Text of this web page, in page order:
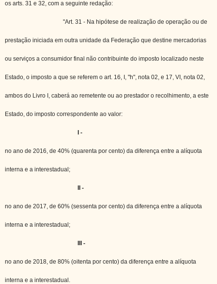
os arts. 31 e 32, com a seguinte redação:
"Art. 31 - Na hipótese de realização de operação ou de
prestação iniciada em outra unidade da Federação que destine mercadorias
ou serviços a consumidor final não contribuinte do imposto localizado neste
Estado, o imposto a que se referem o art. 16, I, "h", nota 02, e 17, VI, nota 02,
ambos do Livro I, caberá ao remetente ou ao prestador o recolhimento, a este
Estado, do imposto correspondente ao valor:
I -
no ano de 2016, de 40% (quarenta por cento) da diferença entre a alíquota
interna e a interestadual;
II -
no ano de 2017, de 60% (sessenta por cento) da diferença entre a alíquota
interna e a interestadual;
III -
no ano de 2018, de 80% (oitenta por cento) da diferença entre a alíquota
interna e a interestadual.